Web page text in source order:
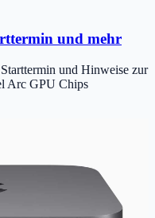
und mehr
und Hinweise zur
Arc GPU Chips